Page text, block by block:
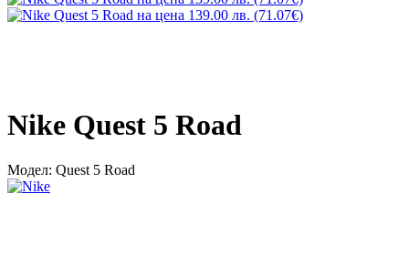
Nike Quest 5 Road
Модел: Quest 5 Road